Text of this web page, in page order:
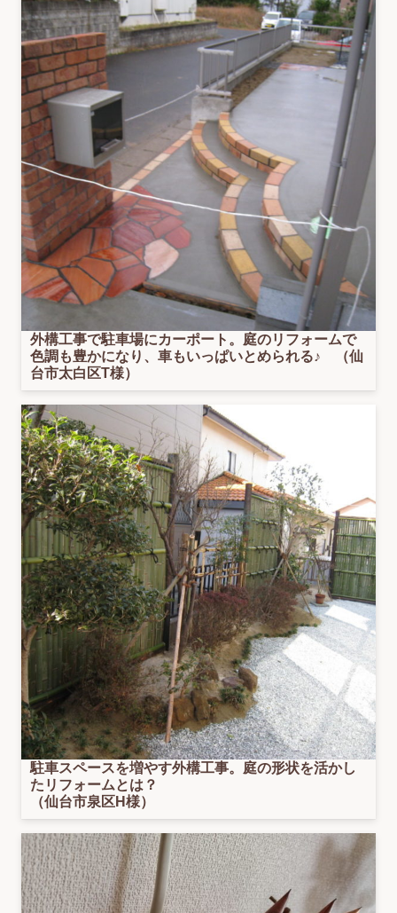
外構工事で駐車場にカーポート。庭のリフォームで
色調も豊かになり、車もいっぱいとめられる♪ （仙
台市太白区T様）
駐車スペースを増やす外構工事。庭の形状を活かし
たリフォームとは？
（仙台市泉区H様）